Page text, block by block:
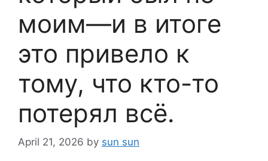
моим—и в итоге
это привело к
тому, что кто-то
потерял всё.
April 21, 2026 by sun sun